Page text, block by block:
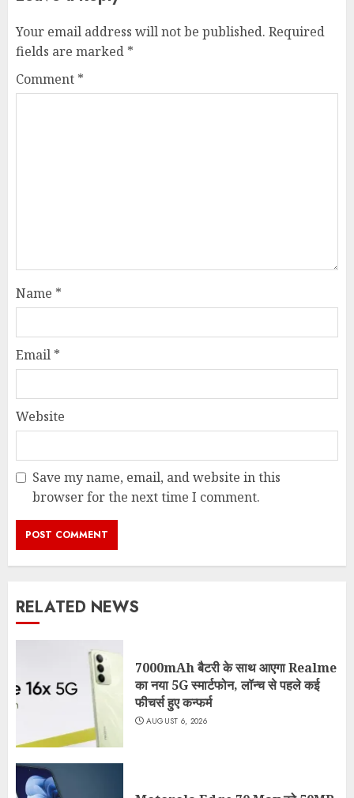
Your email address will not be published. Required
fields are marked *
Comment *
Name *
Email *
Website
Save my name, email, and website in this
browser for the next time I comment.
RELATED NEWS
7000mAh बैटरी के साथ आएगा Realme
का नया 5G स्मार्टफोन, लॉन्च से पहले कई
फीचर्स हुए कन्फर्म
AUGUST 6, 2026